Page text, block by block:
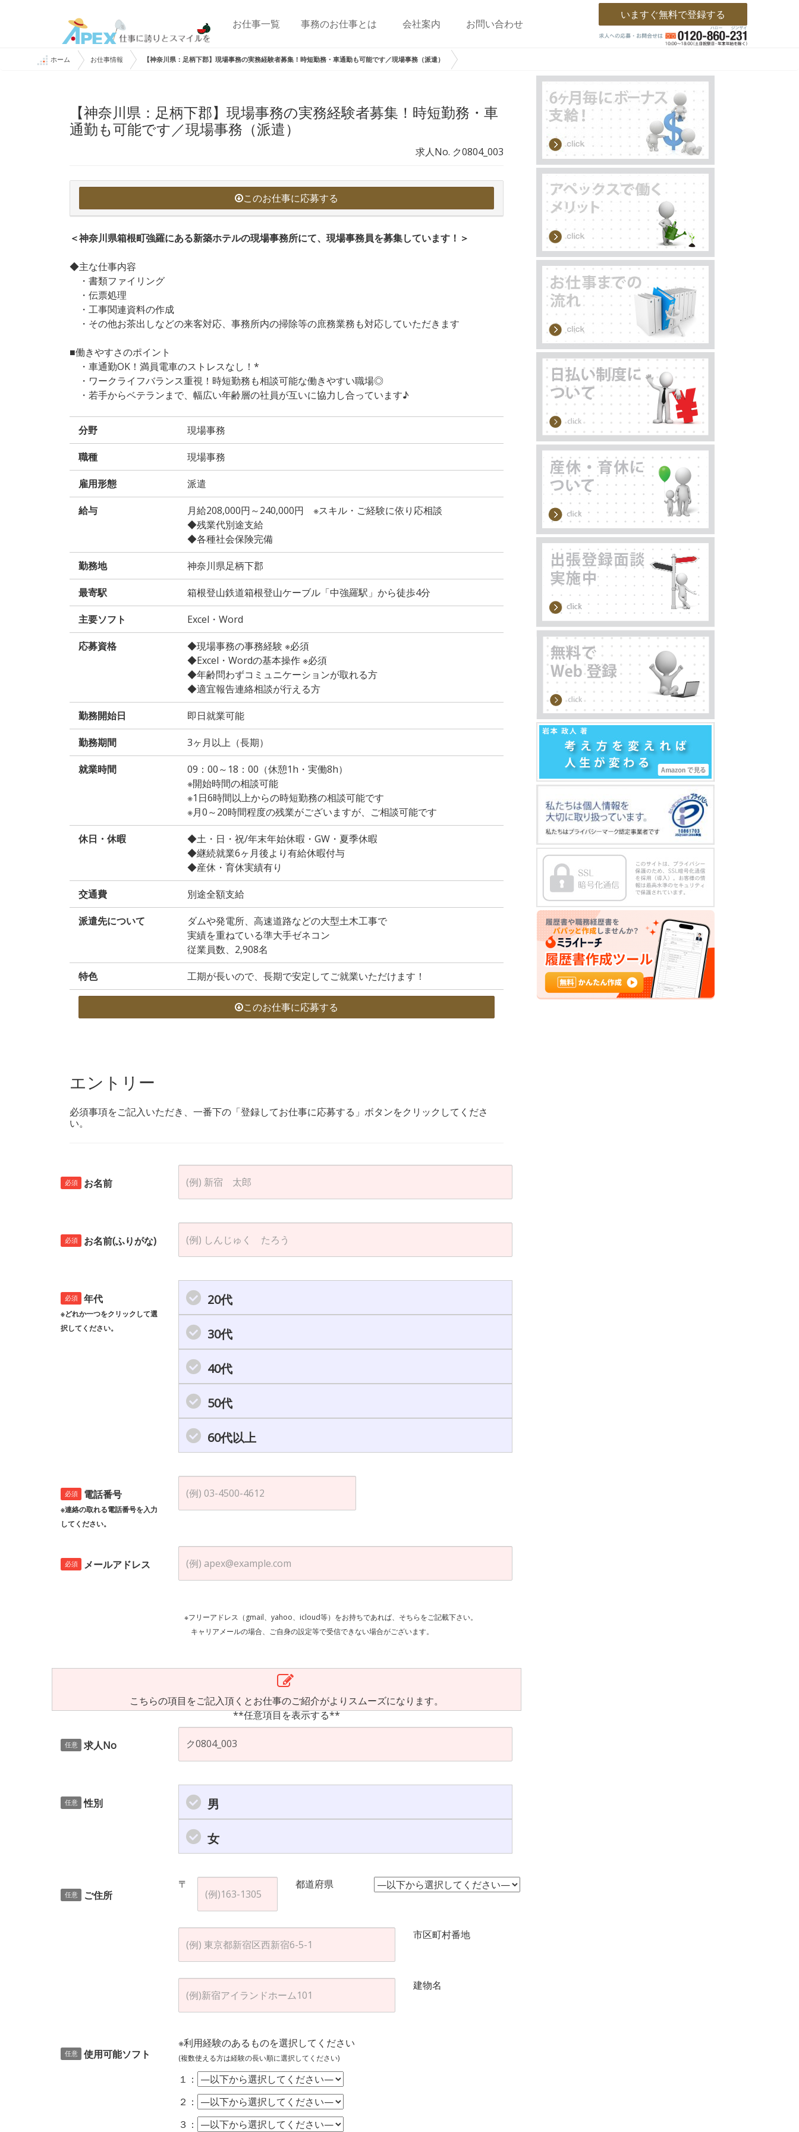
お仕事一覧 事務のお仕事とは 会社案内 お問い合わせ
いますぐ無料で登録する
ホーム お仕事情報 【神奈川県：足柄下郡】現場事務の実務経験者募集！時短勤務・車通勤も可能です／現場事務（派遣）
【神奈川県：足柄下郡】現場事務の実務経験者募集！時短勤務・車
通勤も可能です／現場事務（派遣）
求人No. ク0804_003
このお仕事に応募する
＜神奈川県箱根町強羅にある新築ホテルの現場事務所にて、現場事務員を募集しています！＞
◆主な仕事内容
・書類ファイリング
・伝票処理
・工事関連資料の作成
・その他お茶出しなどの来客対応、事務所内の掃除等の庶務業務も対応していただきます
■働きやすさのポイント
・車通勤OK！満員電車のストレスなし！*
・ワークライフバランス重視！時短勤務も相談可能な働きやすい職場◎
・若手からベテランまで、幅広い年齢層の社員が互いに協力し合っています♪
分野 現場事務
職種 現場事務
雇用形態 派遣
給与
月給208,000円～240,000円 ※スキル・ご経験に依り応相談
◆残業代別途支給
◆各種社会保険完備
勤務地 神奈川県足柄下郡
最寄駅 箱根登山鉄道箱根登山ケーブル「中強羅駅」から徒歩4分
主要ソフト Excel・Word
応募資格
◆現場事務の事務経験 ※必須
◆Excel・Wordの基本操作 ※必須
◆年齢問わずコミュニケーションが取れる方
◆適宜報告連絡相談が行える方
勤務開始日 即日就業可能
勤務期間 3ヶ月以上（長期）
就業時間
09：00～18：00（休憩1h・実働8h）
※開始時間の相談可能
※1日6時間以上からの時短勤務の相談可能です
※月0～20時間程度の残業がございますが、ご相談可能です
休日・休暇
◆土・日・祝/年末年始休暇・GW・夏季休暇
◆継続就業6ヶ月後より有給休暇付与
◆産休・育休実績有り
交通費 別途全額支給
派遣先について
ダムや発電所、高速道路などの大型土木工事で
実績を重ねている準大手ゼネコン
従業員数、2,908名
特色 工期が長いので、長期で安定してご就業いただけます！
このお仕事に応募する
エントリー
必須事項をご記入いただき、一番下の「登録してお仕事に応募する」ボタンをクリックしてくださ
い。
必須 お名前
必須 お名前(ふりがな)
必須 年代
※どれか一つをクリックして選
択してください。
20代
30代
40代
50代
60代以上
必須 電話番号
※連絡の取れる電話番号を入力
してください。
必須 メールアドレス
※フリーアドレス（gmail、yahoo、icloud等）をお持ちであれば、そちらをご記載下さい。
キャリアメールの場合、ご自身の設定等で受信できない場合がございます。
こちらの項目をご記入頂くとお仕事のご紹介がよりスムーズになります。
**任意項目を表示する**
任意 求人No
任意 性別 男
女
任意 ご住所
〒 都道府県
市区町村番地
建物名
任意 使用可能ソフト
※利用経験のあるものを選択してください
(複数使える方は経験の長い順に選択してください)
１：
２：
３：